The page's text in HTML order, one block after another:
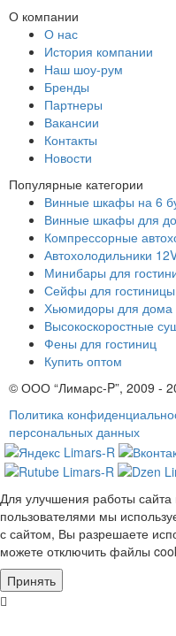
О компании
О нас
История компании
Наш шоу-рум
Бренды
Партнеры
Вакансии
Контакты
Новости
Популярные категории
Винные шкафы на 6
Винные шкафы для
Компрессорные
Автохолодильники
Минибары для
Сейфы для гостиницы
Хьюмидоры для дома
Высокоскоростные
Фены для гостиниц
Купить оптом
© ООО “Лимарс-P”, 2009 -
Политика
персональных данных
Для улучшения работы сайта
пользователями мы
с сайтом, Вы разрешаете
можете отключить файлы
Принять